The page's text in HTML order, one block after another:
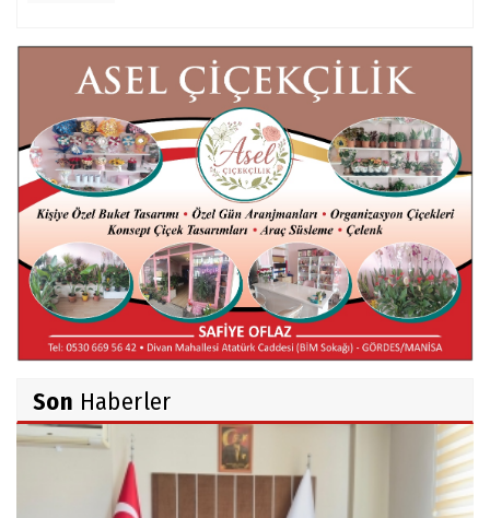
Mert AKAR
Röportaj Serisi-46: Konuk =Prof.Dr.Hakan
Atalay (Psikanaliz)
Hüseyin TUNÇAY
Gökçeada Gezimiz-IV
İsmail AYBEY
Belma Sebil'i Tanıyor Musunuz?
Ahmet İNCE
Beyaz Gömlekli Adam!
Son Haberler